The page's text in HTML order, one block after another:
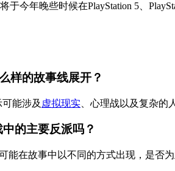
将于今年晚些时候在PlayStation 5、
样的故事线展开？
能涉及 虚拟现实 、心理战以及复杂的
的主要反派吗？
能在故事中以不同的方式出现，是否